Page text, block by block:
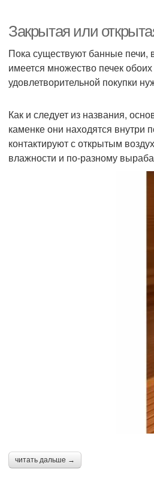
Закрытая или
Пока существуют банные печи,
имеется множество печек
удовлетворительной покупки
Как и следует из названия,
каменке они находятся внутри
контактируют с открытым
влажности и по-разному
читать дальше →